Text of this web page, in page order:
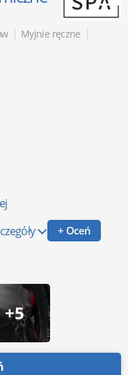
| Myjnie ręczne |
+ Oceń
+5